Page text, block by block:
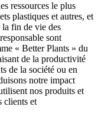
ressources le plus
plastiques et autres, et
la fin de vie des
sont
« Better Plants » du
de la productivité
de la société ou en
notre impact
nos produits et
clients et